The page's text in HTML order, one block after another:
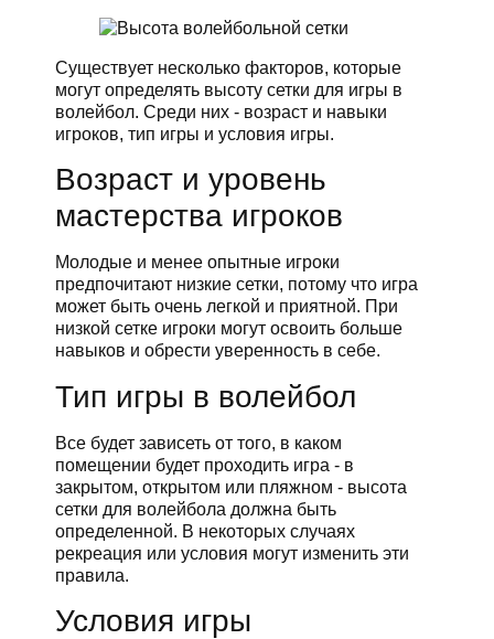
Существует несколько факторов, которые
могут определять высоту сетки для игры в
волейбол. Среди них - возраст и навыки
игроков, тип игры и условия игры.
Возраст и уровень
мастерства игроков
Молодые и менее опытные игроки
предпочитают низкие сетки, потому что игра
может быть очень легкой и приятной. При
низкой сетке игроки могут освоить больше
навыков и обрести уверенность в себе.
Тип игры в волейбол
Все будет зависеть от того, в каком
помещении будет проходить игра - в
закрытом, открытом или пляжном - высота
сетки для волейбола должна быть
определенной. В некоторых случаях
рекреация или условия могут изменить эти
правила.
Условия игры